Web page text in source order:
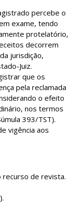
percebe o
exame, tendo
protelatório,
decorrem
jurisdição,
Juiz.
que os
pela reclamada
o efeito
nos termos
393/TST).
vigência aos
recurso de revista.